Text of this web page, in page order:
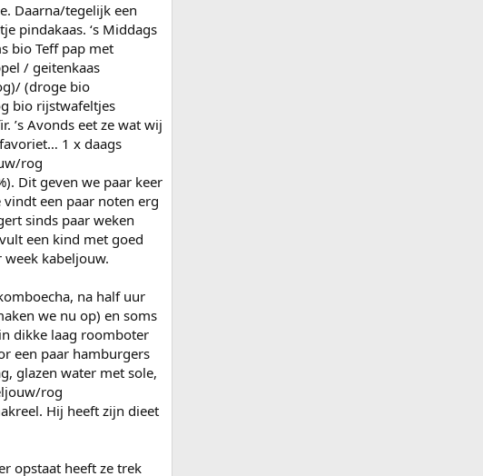
Daarna/tegelijk een
pindakaas. ‘s Middags
bio Teff pap met
/ geitenkaas
(droge bio
bio rijstwafeltjes
’s Avonds eet ze wat wij
1 x daags
rog
Dit geven we paar keer
een paar noten erg
sinds paar weken
een kind met goed
week kabeljouw.
na half uur
we nu op) en soms
dikke laag roomboter
een paar hamburgers
glazen water met sole,
rog
Hij heeft zijn dieet
opstaat heeft ze trek